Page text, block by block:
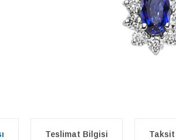
Teslimat Bilgisi Taksit